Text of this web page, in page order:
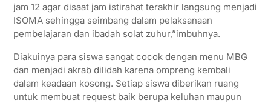
jam 12 agar disaat jam istirahat terakhir langsung menjadi
ISOMA sehingga seimbang dalam pelaksanaan
pembelajaran dan ibadah solat zuhur,”imbuhnya.
Diakuinya para siswa sangat cocok dengan menu MBG
dan menjadi akrab dilidah karena ompreng kembali
dalam keadaan kosong. Setiap siswa diberikan ruang
untuk membuat request baik berupa keluhan maupun